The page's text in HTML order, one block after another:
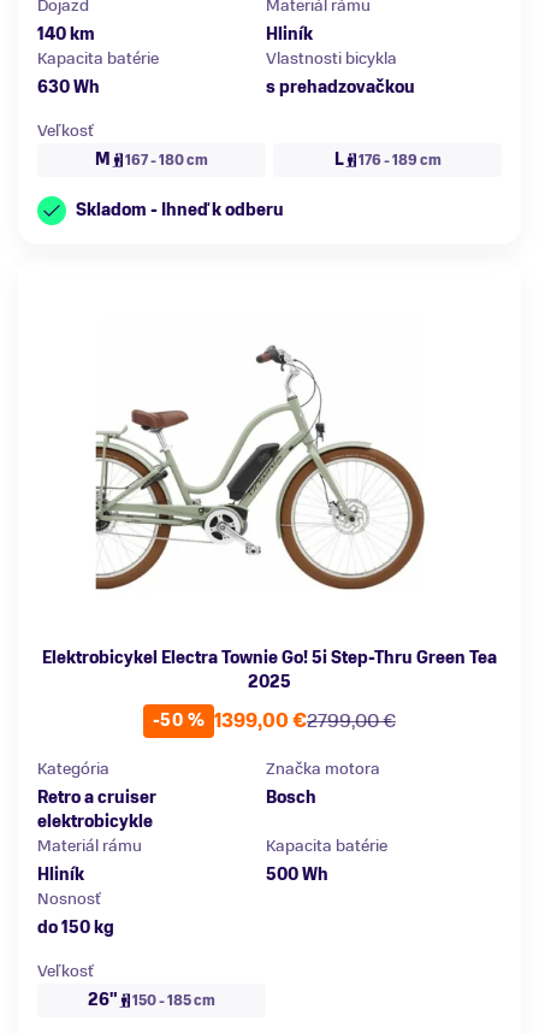
Dojazd
140 km
Materiál rámu
Hliník
Kapacita batérie
630 Wh
Vlastnosti bicykla
s prehadzovačkou
Veľkosť
M
167 - 180 cm L 176 - 189 cm
Skladom - Ihneď k odberu
Elektrobicykel Electra Townie Go! 5i Step-Thru Green Tea
2025
-50 %
2799,00 €
1399,00 €
Kategória
Retro a cruiser
elektrobicykle
Značka motora
Bosch
Materiál rámu
Hliník
Kapacita batérie
500 Wh
Nosnosť
do 150 kg
Veľkosť
26"
150 - 185 cm